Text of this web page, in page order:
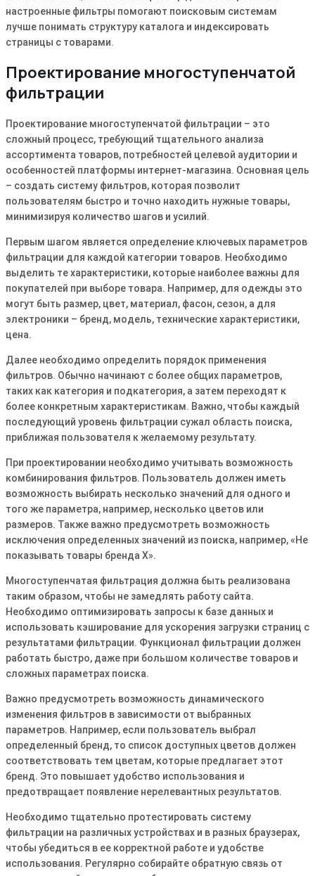
настроенные фильтры помогают поисковым системам
лучше понимать структуру каталога и индексировать
страницы с товарами.
Проектирование многоступенчатой
фильтрации
Проектирование многоступенчатой фильтрации – это
сложный процесс, требующий тщательного анализа
ассортимента товаров, потребностей целевой аудитории и
особенностей платформы интернет-магазина. Основная цель
– создать систему фильтров, которая позволит
пользователям быстро и точно находить нужные товары,
минимизируя количество шагов и усилий.
Первым шагом является определение ключевых параметров
фильтрации для каждой категории товаров. Необходимо
выделить те характеристики, которые наиболее важны для
покупателей при выборе товара. Например, для одежды это
могут быть размер, цвет, материал, фасон, сезон, а для
электроники – бренд, модель, технические характеристики,
цена.
Далее необходимо определить порядок применения
фильтров. Обычно начинают с более общих параметров,
таких как категория и подкатегория, а затем переходят к
более конкретным характеристикам. Важно, чтобы каждый
последующий уровень фильтрации сужал область поиска,
приближая пользователя к желаемому результату.
При проектировании необходимо учитывать возможность
комбинирования фильтров. Пользователь должен иметь
возможность выбирать несколько значений для одного и
того же параметра, например, несколько цветов или
размеров. Также важно предусмотреть возможность
исключения определенных значений из поиска, например, «Не
показывать товары бренда X».
Многоступенчатая фильтрация должна быть реализована
таким образом, чтобы не замедлять работу сайта.
Необходимо оптимизировать запросы к базе данных и
использовать кэширование для ускорения загрузки страниц с
результатами фильтрации. Функционал фильтрации должен
работать быстро, даже при большом количестве товаров и
сложных параметрах поиска.
Важно предусмотреть возможность динамического
изменения фильтров в зависимости от выбранных
параметров. Например, если пользователь выбрал
определенный бренд, то список доступных цветов должен
соответствовать тем цветам, которые предлагает этот
бренд. Это повышает удобство использования и
предотвращает появление нерелевантных результатов.
Необходимо тщательно протестировать систему
фильтрации на различных устройствах и в разных браузерах,
чтобы убедиться в ее корректной работе и удобстве
использования. Регулярно собирайте обратную связь от